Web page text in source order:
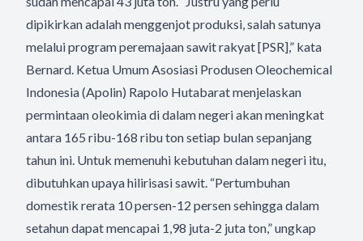
dipikirkan adalah menggenjot produksi, salah satunya
melalui program peremajaan sawit rakyat [PSR],” kata
Bernard. Ketua Umum Asosiasi Produsen Oleochemical
Indonesia (Apolin) Rapolo Hutabarat menjelaskan
permintaan oleokimia di dalam negeri akan meningkat
antara 165 ribu-168 ribu ton setiap bulan sepanjang
tahun ini. Untuk memenuhi kebutuhan dalam negeri itu,
dibutuhkan upaya hilirisasi sawit. “Pertumbuhan
domestik rerata 10 persen-12 persen sehingga dalam
setahun dapat mencapai 1,98 juta-2 juta ton,” ungkap